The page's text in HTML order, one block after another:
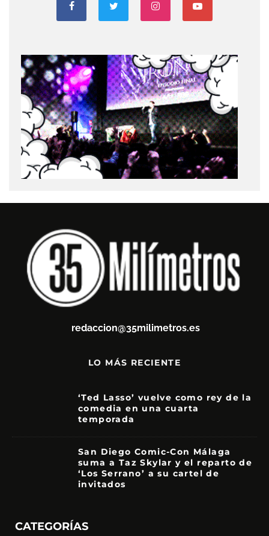
redaccion@35milimetros.es
LO MÁS RECIENTE
‘Ted Lasso’ vuelve como rey de la
comedia en una cuarta
temporada
San Diego Comic-Con Málaga
suma a Taz Skylar y el reparto de
‘Los Serrano’ a su cartel de
invitados
CATEGORÍAS